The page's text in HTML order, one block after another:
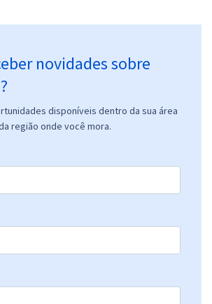
novidades sobre
disponíveis dentro da sua área
região onde você mora.